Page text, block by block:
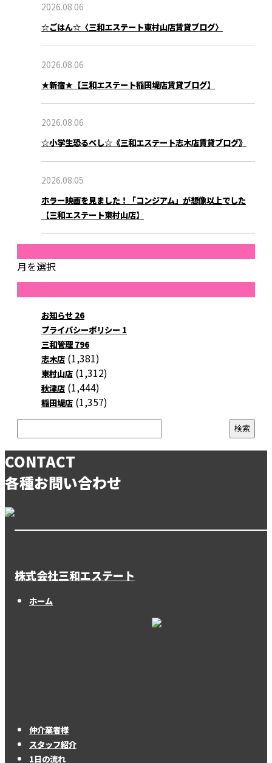
2026.08.06
☆ごはん☆〈三和エステート東村山店賃貸ブログ〉
2026.08.06
★新宿★【三和エステート稲田堤店賃貸ブログ】
2026.08.06
☆小学生恐るべし☆《三和エステート志木店賃貸ブログ》
2026.08.05
ホラー映画を見ました！「コンジアム」が想像以上でした
【三和エステート東村山店】
月を選択
お知らせ 26
プライバシーポリシー 1
三和管理 796
志木店 (1,381)
東村山店 (1,312)
秋津店 (1,444)
稲田堤店 (1,357)
CONTACT
各種お問い合わせ
株式会社三和エステート
ホーム
仲介業者様
スタッフ紹介
1日の流れ